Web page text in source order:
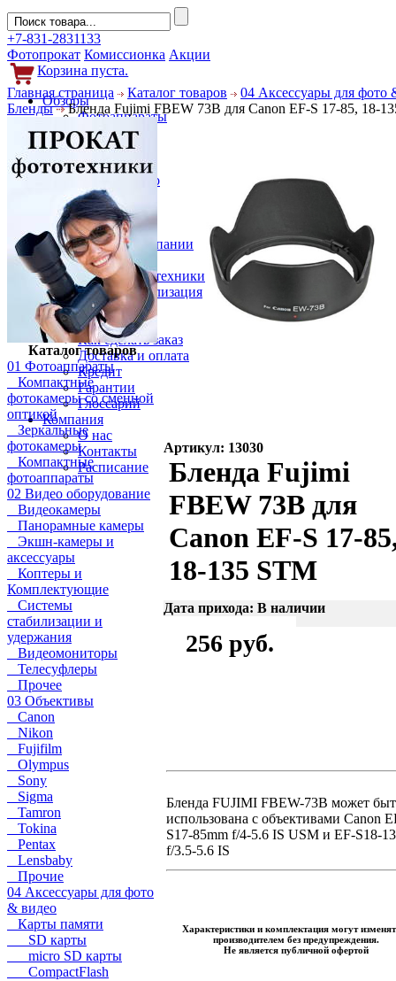
+7-831-2831133
Фотопрокат Комиссионка Акции
Корзина пуста.
Обзоры
Фотоаппараты
Объективы
Фильтры
Новости
Фото и видео
Гаджеты
Аксессуары
Слухи
Новости компании
Услуги
Прокат фототехники
Выкуп и реализация
Покупателям
Акции
Как сделать заказ
Доставка и оплата
Кредит
Гарантии
Глоссарий
Компания
О нас
Контакты
Расписание
Главная страница Каталог товаров
04 Аксессуары для фото
Бленды
Бленда Fujimi FBEW 73B для Canon EF-S 17-85, 18-
Каталог товаров
01 Фотоаппараты
Компактные
фотокамеры со сменной
оптикой
Зеркальные
фотокамеры
Компактные
фотоаппараты
02 Видео оборудование
Видеокамеры
Панорамные камеры
Экшн-камеры и
аксессуары
Коптеры и
Комплектующие
Системы
стабилизации и
удержания
Видеомониторы
Телесуфлеры
Прочее
03 Объективы
Canon
Nikon
Fujifilm
Olympus
Sony
Sigma
Tamron
Tokina
Pentax
Lensbaby
Прочие
04 Аксессуары для фото
& видео
Карты памяти
SD карты
micro SD карты
CompactFlash
Артикул: 13030
Бленда Fujimi
FBEW 73B для
Canon EF-S 17-
18-135 STM
Дата прихода: В наличии
256 руб.
Бленда FUJIMI FBEW-73B может
использована с объективами Canon
S17-85mm f/4-5.6 IS USM и EF-S18-
f/3.5-5.6 IS
Характеристики и комплектация могут
производителем без предупреждения.
Не является публичной офертой